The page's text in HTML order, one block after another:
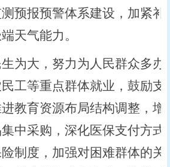
预报预警体系建设，加紧
天气能力。
大，努力为人民群众多办
工等重点群体就业，鼓励
教育资源布局结构调整，
中采购，深化医保支付方
制度，加强对困难群体的